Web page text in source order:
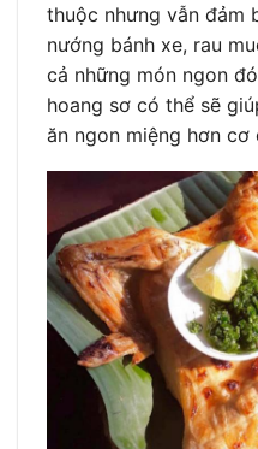
thuộc nhưng vẫn đảm
nướng bánh xe, rau
cả những món ngon
hoang sơ có thể sẽ
ăn ngon miệng hơn cơ